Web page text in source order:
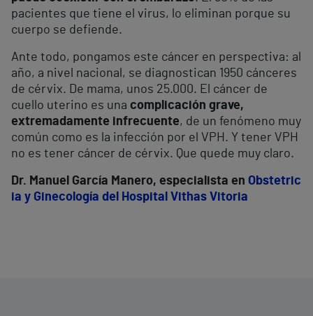
pacientes que tiene el virus, lo eliminan porque su
cuerpo se defiende.
Ante todo, pongamos este cáncer en perspectiva: al
año, a nivel nacional, se diagnostican 1950 cánceres
de cérvix. De mama, unos 25.000. El cáncer de
cuello uterino es una complicación grave,
extremadamente infrecuente, de un fenómeno muy
común como es la infección por el VPH. Y tener VPH
no es tener cáncer de cérvix. Que quede muy claro.
Dr. Manuel García Manero, especialista en Obstetric
ia y Ginecología del Hospital Vithas Vitoria